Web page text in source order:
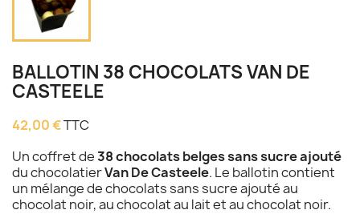
BALLOTIN 38 CHOCOLATS VAN DE
CASTEELE
42,00 €TTC
Un coffret de38 chocolats belges sans sucre ajouté
du chocolatierVan De Casteele. Le ballotin contient
un mélange de chocolats sans sucre ajouté au
chocolat noir, au chocolat au lait et au chocolat noir.